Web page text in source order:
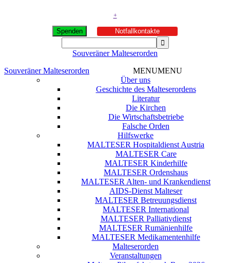
+
Spenden Notfallkontakte
Souveräner Malteserorden
Souveräner Malteserorden
MENUMENU
Über uns
Geschichte des Malteserordens
Literatur
Die Kirchen
Die Wirtschaftsbetriebe
Falsche Orden
Hilfswerke
MALTESER Hospitaldienst Austria
MALTESER Care
MALTESER Kinderhilfe
MALTESER Ordenshaus
MALTESER Alten- und Krankendienst
AIDS-Dienst Malteser
MALTESER Betreuungsdienst
MALTESER International
MALTESER Palliativdienst
MALTESER Rumänienhilfe
MALTESER Medikamentenhilfe
Malteserorden
Veranstaltungen